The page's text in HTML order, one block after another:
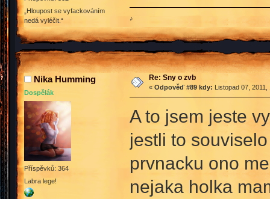
„Hloupost se vyfackováním
nedá vyléčit.“
♪
Nika Humming
Dospělák
Příspěvků: 364
Labra lege!
Re: Sny o zvb
« Odpověď #89 kdy: Listopad 07,
A to jsem jeste
jestli to
prvnacku ono
nejaka holka